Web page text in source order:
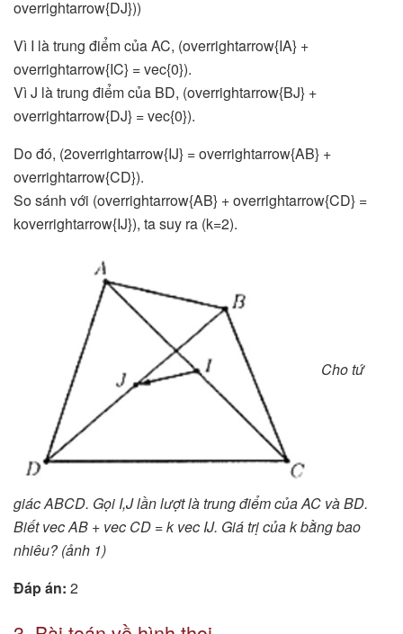
overrightarrow{DJ}))
Vì I là trung điểm của AC, (overrightarrow{IA} +
overrightarrow{IC} = vec{0}).
Vì J là trung điểm của BD, (overrightarrow{BJ} +
overrightarrow{DJ} = vec{0}).
Do đó, (2overrightarrow{IJ} = overrightarrow{AB} +
overrightarrow{CD}).
So sánh với (overrightarrow{AB} + overrightarrow{CD} =
koverrightarrow{IJ}), ta suy ra (k=2).
Cho tứ
giác ABCD. Gọi I,J lần lượt là trung điểm của AC và BD.
Biết vec AB + vec CD = k vec IJ. Giá trị của k bằng bao
nhiêu? (ảnh 1)
Đáp án: 2